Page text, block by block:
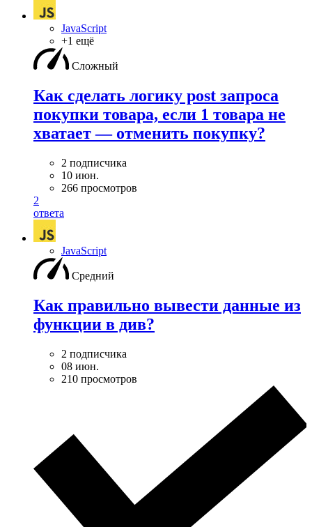
JavaScript
+1 ещё
Сложный
Как сделать логику post запроса
покупки товара, если 1 товара не
хватает — отменить покупку?
2 подписчика
10 июн.
266 просмотров
2
ответа
JavaScript
Средний
Как правильно вывести данные из
функции в див?
2 подписчика
08 июн.
210 просмотров